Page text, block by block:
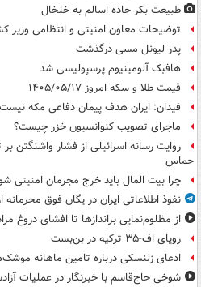
طبیعت بکر جاده اسالم به خلخال
توضیحات معاون امنیتی و انتظامی وزیر
پدر لیونل مسی درگذشت
هافبک آلومینیوم پرسپولیسی شد
قیمت طلا و سکه امروز ۱۴۰۵/۰۵/۱۷
فیدان: ایران هدف پیمان دفاعی مکه نیست
ماجرای تصویب کنوانسیون خزر چیست؟
روایت رسانه اسرائیلی از فشار واشنگتن
حماس
چرا بیت المال باید خرج مجرمان امنیتی
نفوذ اطلاعاتی ایران در یگان فوق محرمانه
از مظلوم‌نمایی براندازها تا افشای دروغ
رویای اف-۳۵ ترکیه در بن‌بست
ادعای زلنسکی درباره تامین ماهانه
شوخی حاج‌قاسم با خبرنگار در عملیات